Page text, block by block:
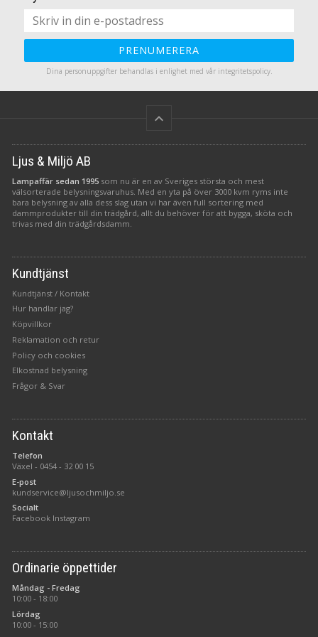
PRENUMERERA
Dina personuppgifter behandlas i enlighet med vår integritetspolicy.
keyboard_arrow_up
Ljus & Miljö AB
Lampaffär sedan 1995 som nu är en av Sveriges största och mest
välsorterade belysningsvaruhus. Med en yta på över 3000 kvm ryms inte
bara belysning av alla dess slag utan vi har även full sortering med
dammprodukter till din trädgård, allt du behöver för att bygga, sköta och
trivas med din trädgårdsdamm.
Kundtjänst
Kundtjänst / Kontakt
Hur handlar jag?
Köpvillkor
Reklamation och retur
Policy och cookies
Elkostnad belysning
Frågor & Svar
Kontakt
Telefon
Växel - 0454 - 32 00 15
E-post
kundservice@ljusochmiljo.se
Socialt
Facebook Instagram
Ordinarie öppettider
Måndag - Fredag
10:00 - 18:00
Lördag
10:00 - 15:00